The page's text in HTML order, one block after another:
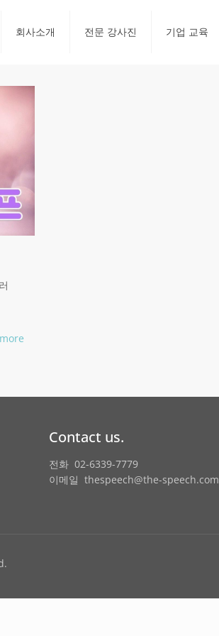
회사소개 전문 강사진 기업 교육
Contact us.
전화 02-6339-7779
이메일 thespeech@the-speech.com